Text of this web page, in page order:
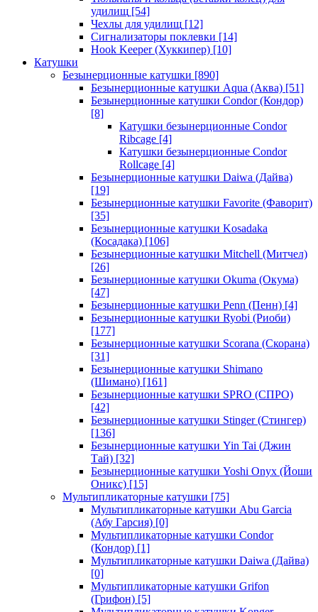
удилищ [54]
Чехлы для удилищ [12]
Сигнализаторы поклевки [14]
Hook Keeper (Хуккипер) [10]
Катушки
Безынерционные катушки [890]
Безынерционные катушки Aqua (Аква) [51]
Безынерционные катушки Condor (Кондор)
[8]
Катушки безынерционные Condor
Ribcage [4]
Катушки безынерционные Condor
Rollcage [4]
Безынерционные катушки Daiwa (Дайва)
[19]
Безынерционные катушки Favorite (Фаворит)
[35]
Безынерционные катушки Kosadaka
(Косадака) [106]
Безынерционные катушки Mitchell (Митчел)
[26]
Безынерционные катушки Okuma (Окума)
[47]
Безынерционные катушки Penn (Пенн) [4]
Безынерционные катушки Ryobi (Риоби)
[177]
Безынерционные катушки Scorana (Скорана)
[31]
Безынерционные катушки Shimano
(Шимано) [161]
Безынерционные катушки SPRO (СПРО)
[42]
Безынерционные катушки Stinger (Стингер)
[136]
Безынерционные катушки Yin Tai (Джин
Тай) [32]
Безынерционные катушки Yoshi Onyx (Йоши
Оникс) [15]
Мультипликаторные катушки [75]
Мультипликаторные катушки Abu Garcia
(Абу Гарсия) [0]
Мультипликаторные катушки Condor
(Кондор) [1]
Мультипликаторные катушки Daiwa (Дайва)
[0]
Мультипликаторные катушки Grifon
(Грифон) [5]